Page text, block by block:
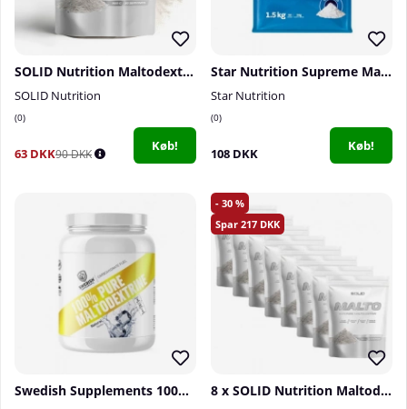
SOLID Nutrition Maltodextrin, 900 g
SOLID Nutrition
0
63 DKK90 DKK
Køb!
Star Nutrition Supreme Maltodextrin, 1,5 kg
Star Nutrition
0
108 DKK Køb!
Swedish Supplements 100% Maltodextrine, 3 kg
30
217
8 x SOLID Nutrition Maltodextrin, 900 g